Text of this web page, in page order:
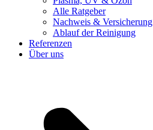
Alle Ratgeber
Nachweis & Versicherung
Ablauf der Reinigung
Referenzen
Über uns